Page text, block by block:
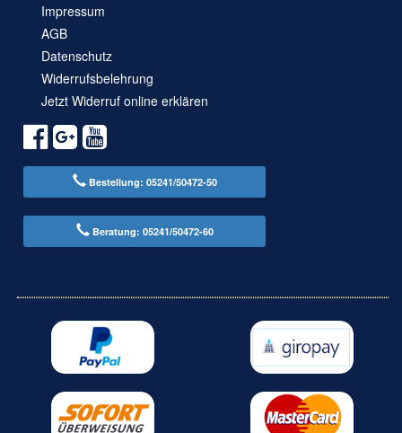
Impressum
AGB
Datenschutz
Widerrufsbelehrung
Jetzt Widerruf online erklären
Bestellung: 05241/50472-50
Beratung: 05241/50472-60